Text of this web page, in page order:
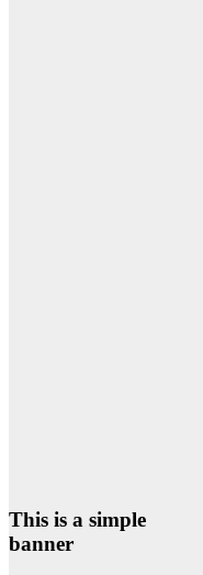
This is a simple
banner